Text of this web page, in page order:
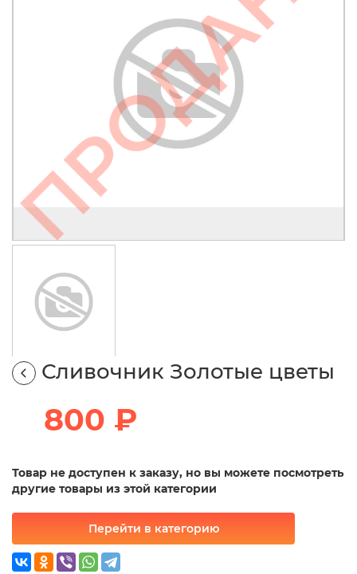
Сливочник Золотые цветы
800 ₽
Товар не доступен к заказу, но вы можете посмотреть
другие товары из этой категории
Перейти в категорию